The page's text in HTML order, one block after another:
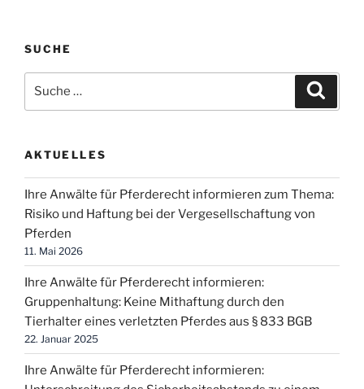
vom
8.11.2022
zum
Thema
SUCHE
nach:
AKTUELLES
Ihre Anwälte für Pferderecht informieren zum Thema:
Risiko und Haftung bei der Vergesellschaftung von
Pferden
11. Mai 2026
Ihre Anwälte für Pferderecht informieren:
Gruppenhaltung: Keine Mithaftung durch den
Tierhalter eines verletzten Pferdes aus § 833 BGB
22. Januar 2025
Ihre Anwälte für Pferderecht informieren: